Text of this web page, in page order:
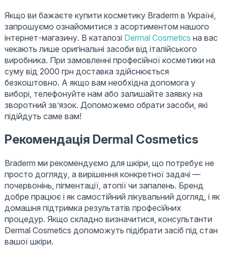
Якщо ви бажаєте купити косметику Braderm в Україні,
запрошуємо ознайомитися з асортиментом нашого
інтернет-магазину. В каталозі Dermal Cosmetics на вас
чекають лише оригінальні засоби від італійського
виробника. При замовленні професійної косметики на
суму від 2000 грн доставка здійснюється
безкоштовно. А якщо вам необхідна допомога у
виборі, телефонуйте нам або залишайте заявку на
зворотний зв’язок. Допоможемо обрати засоби, які
підійдуть саме вам!
Рекомендація Dermal Cosmetics
Braderm ми рекомендуємо для шкіри, що потребує не
просто догляду, а вирішення конкретної задачі —
почервонінь, пігментації, атопії чи запалень. Бренд
добре працює і як самостійний лікувальний догляд, і як
домашня підтримка результатів професійних
процедур. Якщо складно визначитися, консультанти
Dermal Cosmetics допоможуть підібрати засіб під стан
вашої шкіри.